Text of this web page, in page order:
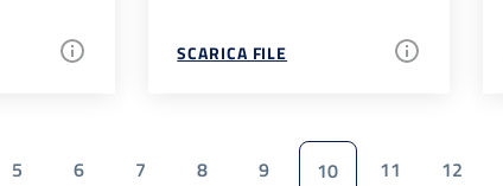
SCARICA FILE
5 6 7 8 9 10 11 12